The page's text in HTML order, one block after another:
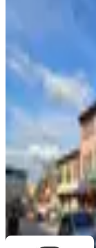
Turkuaz Premium
ve Gayrimenkul
Ara